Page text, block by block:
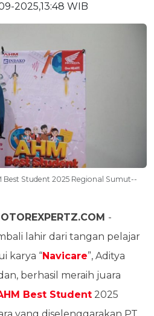
2025,13:48 WIB
Student 2025 Regional Sumut--
-
lahir dari tangan pelajar
karya “Navicare”, Aditya
berhasil meraih juara
Best Student 2025
yang diselenggarakan PT